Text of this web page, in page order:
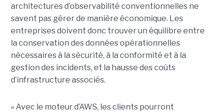
architectures d’observabilité conventionnelles ne
savent pas gérer de manière économique. Les
entreprises doivent donc trouver un équilibre entre
la conservation des données opérationnelles
nécessaires à la sécurité, à la conformité et à la
gestion des incidents, et la hausse des coûts
d’infrastructure associés.
« Avec le moteur d’AWS, les clients pourront